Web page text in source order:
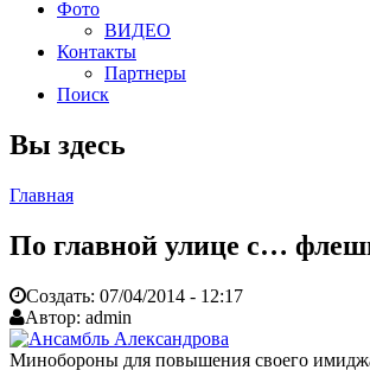
Фото
ВИДЕО
Контакты
Партнеры
Поиск
Вы здесь
Главная
По главной улице с…
Создать: 07/04/2014 - 12:17
Автор: admin
Минобороны для повышения своего